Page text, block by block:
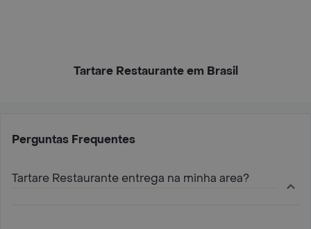
Tartare Restaurante em Brasil
Perguntas Frequentes
Tartare Restaurante entrega na minha area?